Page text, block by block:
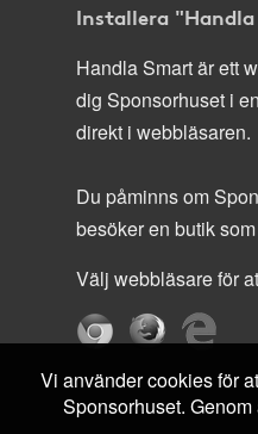
Installera
Handla Smart är ett
dig Sponsorhuset i
direkt i webbläsaren.
Du påminns om
besöker en butik
Välj webbläsare för
Vi använder cookies för
Sponsorhuset.